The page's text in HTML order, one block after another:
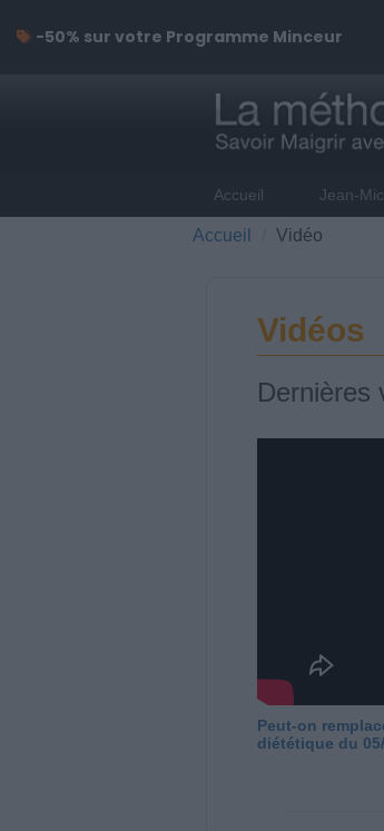
Accueil Jean-
Accueil Vidéo
Vidéos
Dernières
Peut-on
diététique du
-50% sur votre Programme Minceur